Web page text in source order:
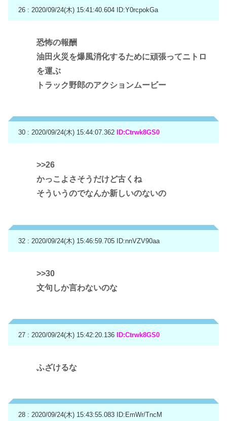
26 : 2020/09/24(木) 15:41:40.604 ID:Y0rcpokGa
恐怖の報酬
油田火災を爆風消化するために頑張ってニトロ
を運ぶ
トラック野郎のアクションムービー
30 : 2020/09/24(木) 15:44:07.362 ID:Ctrwk8GS0
>>26
かっこよさそうだけど古くね
そういうのでなんか新しいのないの
32 : 2020/09/24(木) 15:46:59.705 ID:nnVZV90aa
>>30
文句しか言わないのな
27 : 2020/09/24(木) 15:42:20.136 ID:Ctrwk8GS0
ふざけるな
28 : 2020/09/24(木) 15:43:55.083 ID:EmWr/TncM